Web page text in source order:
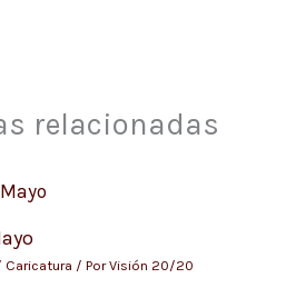
relacionadas
Caricatura / PorVisión 20/20